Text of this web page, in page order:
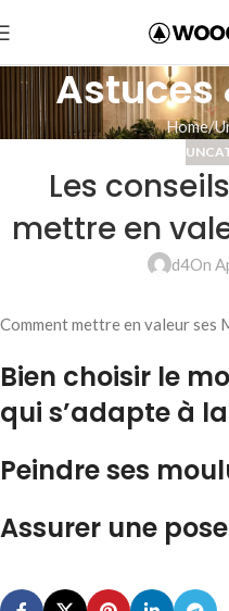
Astuces
Home
Les
mettre en
d4On
Comment mettre en valeur ses
Bien choisir le
qui s’adapte à
Peindre ses
Assurer une